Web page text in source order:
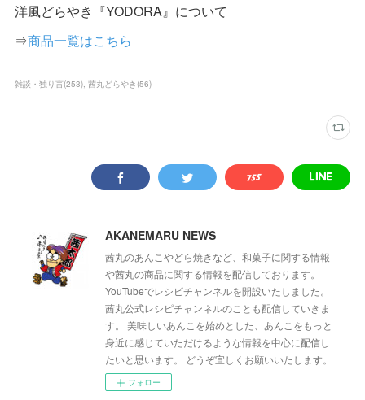
洋風どらやき『YODORA』について
⇒商品一覧はこちら
雑談・独り言(253) 茜丸どらやき (56)
AKANEMARU NEWS
茜丸のあんこやどら焼きなど、和菓子に関する情報
や茜丸の商品に関する情報を配信しております。
YouTubeでレシピチャンネルを開設いたしました。
茜丸公式レシピチャンネルのことも配信していきま
す。 美味しいあんこを始めとした、あんこをもっと
身近に感じていただけるような情報を中心に配信し
たいと思います。 どうぞ宜しくお願いいたします。
フォロー